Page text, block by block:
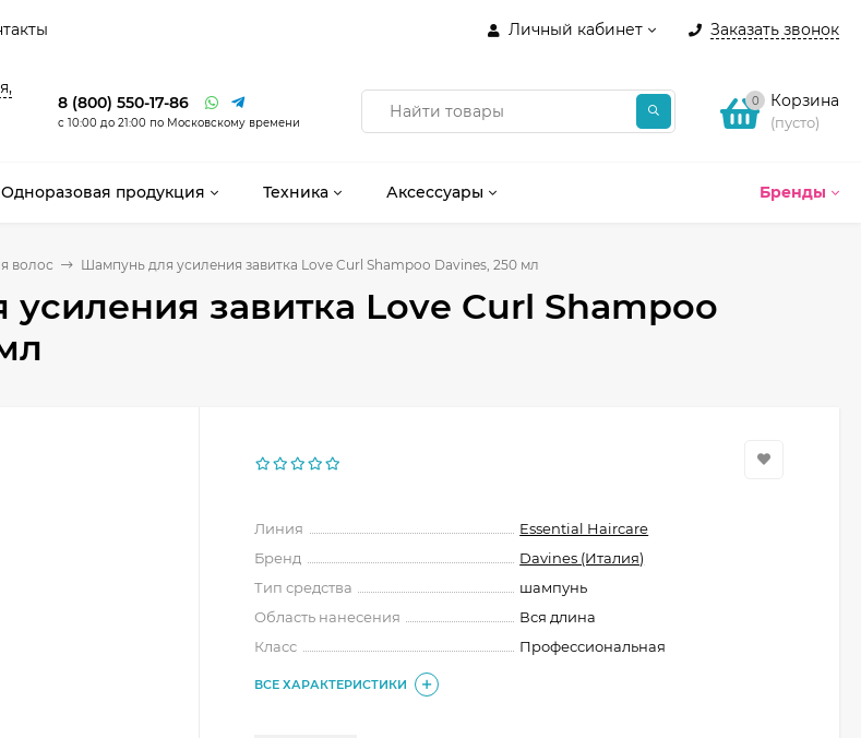
Личный кабинет Заказать звонок
8 (800) 550-17-86
с 10:00 до 21:00 по Московскому времени
0 Корзина
(пусто)
Бренды
Одноразовая продукция Техника Аксессуары
волос Шампунь для усиления завитка Love Curl Shampoo Davines, 250 мл
завитка Love Curl Shampoo
Линия
Essential Haircare
Бренд
Davines (Италия)
Тип средства
шампунь
Область нанесения
Вся длина
Класс
Профессиональная
ВСЕ ХАРАКТЕРИСТИКИ